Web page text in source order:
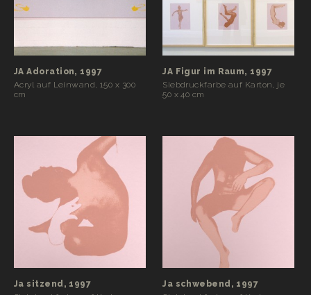
JA Adoration, 1997
Acryl auf Leinwand, 150 x 300
cm
JA Figur im Raum, 1997
Siebdruckfarbe auf Karton, je
50 x 40 cm
Ja sitzend, 1997
Ja schwebend, 1997